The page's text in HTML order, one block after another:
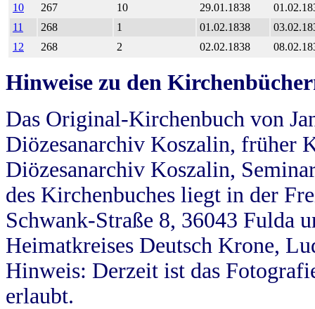
10
267 10 29.01.1838
11
268 1 01.02.1838
12
268 2 02.02.1838
Hinweise zu den
Das Original-Kirchenbuch von
Diözesanarchiv Koszalin, früher
Diözesanarchiv Koszalin,
des Kirchenbuches liegt in der
Schwank-Straße 8, 36043 Fulda
Heimatkreises Deutsch Krone,
Hinweis: Derzeit ist das
erlaubt.